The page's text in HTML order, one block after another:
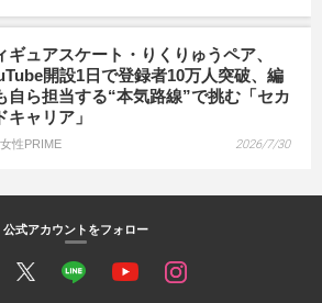
ギュアスケート・りくりゅうペア、
開設1日で登録者10万人突破、編
自ら担当する“本気路線”で挑む「セカ
キャリア」
性PRIME 2026/7/30
公式アカウントをフォロー